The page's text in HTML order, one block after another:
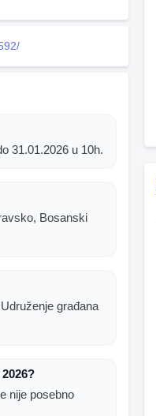
31.01.2026 u 10h.
Bosanski
građana
nije posebno